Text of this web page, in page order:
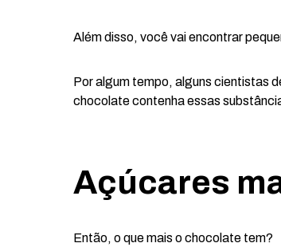
Além disso, você vai encontrar
Por algum tempo, alguns cientistas
chocolate contenha essas
Açúcares
Então, o que mais o chocolate tem?